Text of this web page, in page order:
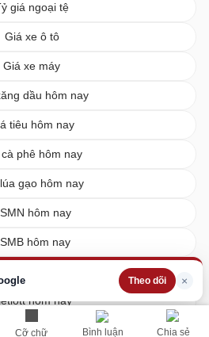
Cỡ chữ Bình luận Chia sẻ
Theo dõi ×
giá ngoại tệ
Giá xe ô tô
Giá xe máy
dầu hôm nay
tiêu hôm nay
phê hôm nay
gạo hôm nay
hôm nay
hôm nay
hôm nay